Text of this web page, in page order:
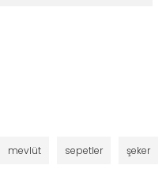
mevlüt sepetler şeker